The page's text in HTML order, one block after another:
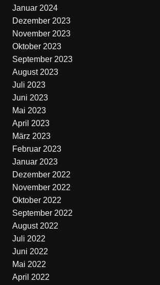
Januar 2024
Dezember 2023
November 2023
Oktober 2023
September 2023
August 2023
Juli 2023
Juni 2023
Mai 2023
April 2023
März 2023
Februar 2023
Januar 2023
Dezember 2022
November 2022
Oktober 2022
September 2022
August 2022
Juli 2022
Juni 2022
Mai 2022
April 2022